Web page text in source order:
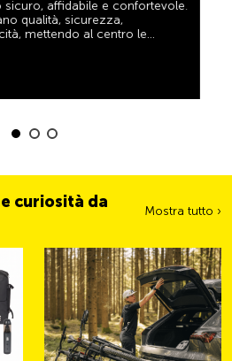
affidabile e confortevole.
qualità, sicurezza,
mettendo al centro le
curiosità da
Mostra tutto ›